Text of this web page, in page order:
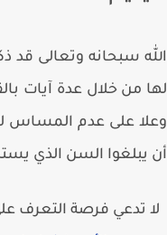
سبحانه وتعالى قد
من خلال عدة آيات
على عدم المساس
يبلغوا السن الذي
تدعي فرصة التعرف على